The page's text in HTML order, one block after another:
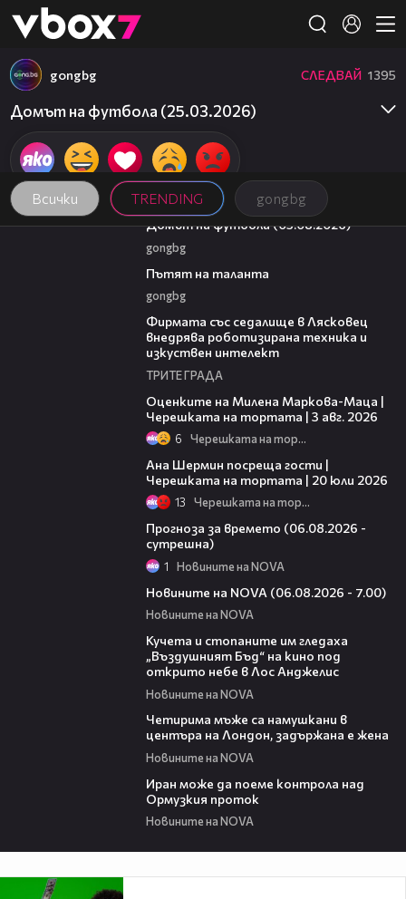
👾
Всички TRENDING gongbg
gongbg СЛЕДВАЙ 1395
Домът на футбола (25.03.2026)
57:58
Домът на футбола (05.08.2026)
gongbg
Пътят на таланта
gongbg
Фирмата със седалище в Лясковец
внедрява роботизирана техника и
изкуствен интелект
ТРИТЕ ГРАДА
Оценките на Милена Маркова-Маца |
Черешката на тортата | 3 авг. 2026
6 Черешката на тортата
Ана Шермин посреща гости |
Черешката на тортата | 20 юли 2026
13 Черешката на тортата
Прогноза за времето (06.08.2026 -
сутрешна)
1 Новините на NOVA
Новините на NOVA (06.08.2026 - 7.00)
Новините на NOVA
Кучета и стопаните им гледаха
„Въздушният Бъд“ на кино под
открито небе в Лос Анджелис
Новините на NOVA
Четирима мъже са намушкани в
центъра на Лондон, задържана е жена
Новините на NOVA
Иран може да поеме контрола над
Ормузкия проток
Новините на NOVA